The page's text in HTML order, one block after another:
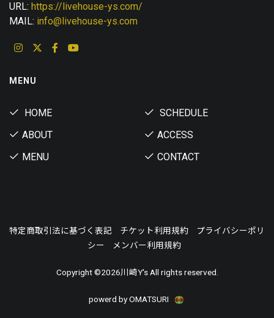
URL: https://livehouse-ys.com/
MAIL: info@livehouse-ys.com
MENU
HOME
SCHEDULE
ABOUT
ACCESS
MENU
CONTACT
特定商取引法に基づく表記 チケット利用規約
プライバシーポリ
シー
メンバー利用規約
Copyright ©2026川崎Y's All rights reserved.
powerd by OMATSURI